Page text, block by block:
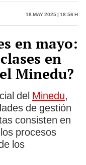
18 May 2025 | 18:56 h
en mayo:
en
Minedu?
del Minedu,
de gestión
consisten en
procesos
los